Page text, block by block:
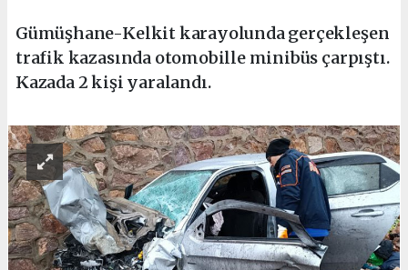
Gümüşhane-Kelkit karayolunda gerçekleşen
trafik kazasında otomobille minibüs çarpıştı.
Kazada 2 kişi yaralandı.